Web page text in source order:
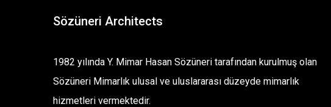
Sözüneri Architects
1982 yılında Y. Mimar Hasan Sözüneri tarafından kurulmuş olan
Sözüneri Mimarlık ulusal ve uluslararası düzeyde mimarlık
hizmetleri vermektedir.